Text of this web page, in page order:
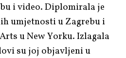
i video. Diplomirala je
umjetnosti u Zagrebu i
u New Yorku. Izlagala
su joj objavljeni u